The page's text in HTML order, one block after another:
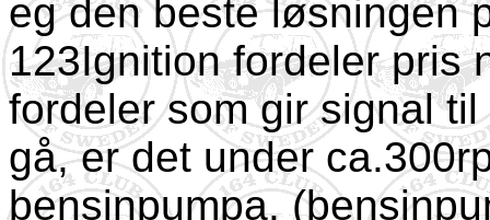
eg den beste løsningen
123Ignition fordeler pris
fordeler som gir signal
gå, er det under
bensinpumpa.